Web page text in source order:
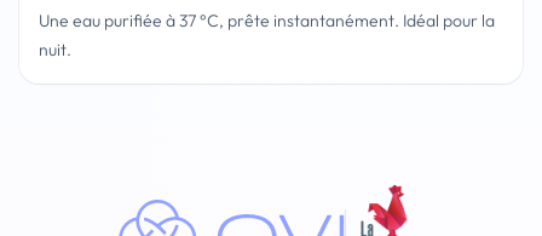
Une eau purifiée à 37 °C, prête instantanément. Idéal pour la
nuit.